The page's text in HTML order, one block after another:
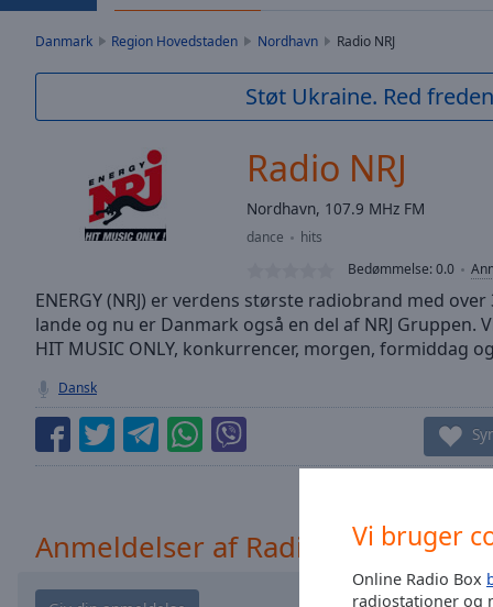
Vi bruger
Online Radio Box
radiostationer og
Skip
Current
Seek to
currently
behind
Remaining
Time-
Danmark Region Hovedstaden Nordhavn Radio NRJ
Støt Ukraine. Red
Radio NRJ
Nordhavn, 107.9 MHz FM
dance
hits
Bedømmelse:0.0
ENERGY (NRJ) er verdens største radiobrand med
lande og nu er Danmark også en del af NRJ Gruppen.
HIT MUSIC ONLY, konkurrencer, morgen, formiddag
Dansk
Anmeldelser af Radio NRJ